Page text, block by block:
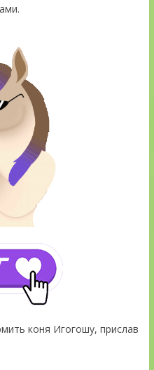
коня Игогошу, прислав